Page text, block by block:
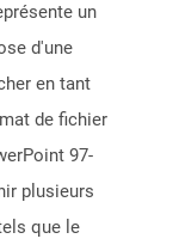
un
d'une
en tant
de fichier
97-
plusieurs
que le